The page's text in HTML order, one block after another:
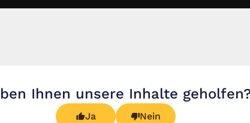
Ihnen unsere Inhalte
Ja Nein